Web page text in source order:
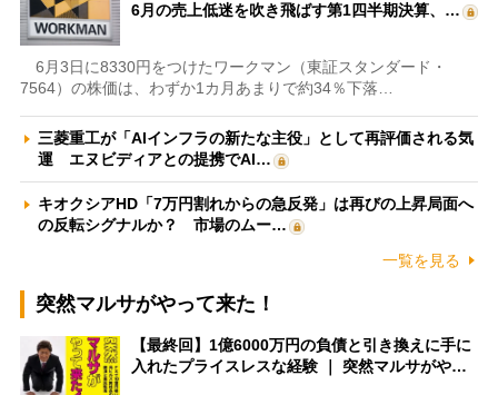
6月の売上低迷を吹き飛ばす第1四半期決算、…
6月3日に8330円をつけたワークマン（東証スタンダード・
7564）の株価は、わずか1カ月あまりで約34％下落…
三菱重工が「AIインフラの新たな主役」として再評価される気
運 エヌビディアとの提携でAI…
キオクシアHD「7万円割れからの急反発」は再びの上昇局面へ
の反転シグナルか？ 市場のムー…
一覧を見る
突然マルサがやって来た！
【最終回】1億6000万円の負債と引き換えに手に
入れたプライスレスな経験 ｜ 突然マルサがや…